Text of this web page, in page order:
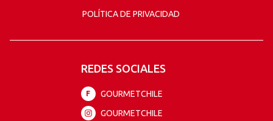
POLÍTICA DE PRIVACIDAD
REDES SOCIALES
F
GOURMETCHILE
GOURMETCHILE